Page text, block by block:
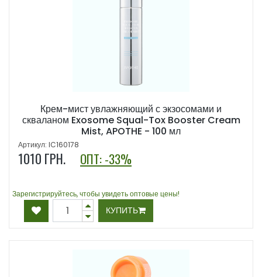
Крем-мист увлажняющий с экзосомами и
скваланом Exosome Squal-Tox Booster Cream
Mist, APOTHE - 100 мл
Артикул: IC160178
1010 ГРН. ОПТ: -33%
Зарегистрируйтесь, чтобы увидеть оптовые цены!
КУПИТЬ